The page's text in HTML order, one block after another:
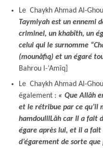
Le Chaykh Ahmad Al-
Taymiyah est un ennemi
criminel, un khabîth, un
celui qui le surnomme
(mounâfiq) et un égaré
Bahrou l-‘Amîq]
Le Chaykh Ahmad Al-
également : « Que Allâh
et le rétribue par ce qu’il
hamdoulilLâh car Il a fait
égare après lui, et il a fait
d’égarement de sorte que